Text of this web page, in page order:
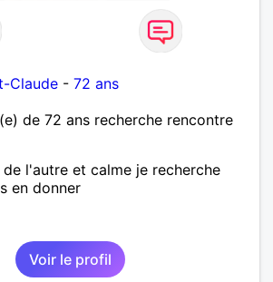
Claude - 72 ans
de 72 ans recherche rencontre
l'autre et calme je recherche
en donner
Voir le profil